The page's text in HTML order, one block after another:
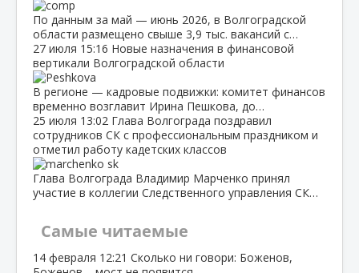
По данным за май — июнь 2026, в Волгоградской
области размещено свыше 3,9 тыс. вакансий с…
27 июля 15:16 Новые назначения в финансовой
вертикали Волгоградской области
В регионе — кадровые подвижки: комитет финансов
временно возглавит Ирина Пешкова, до…
25 июля 13:02 Глава Волгограда поздравил
сотрудников СК с профессиональным праздником и
отметил работу кадетских классов
Глава Волгограда Владимир Марченко принял
участие в коллегии Следственного управления СК…
Самые читаемые
14 февраля 12:21 Сколько ни говори: Боженов,